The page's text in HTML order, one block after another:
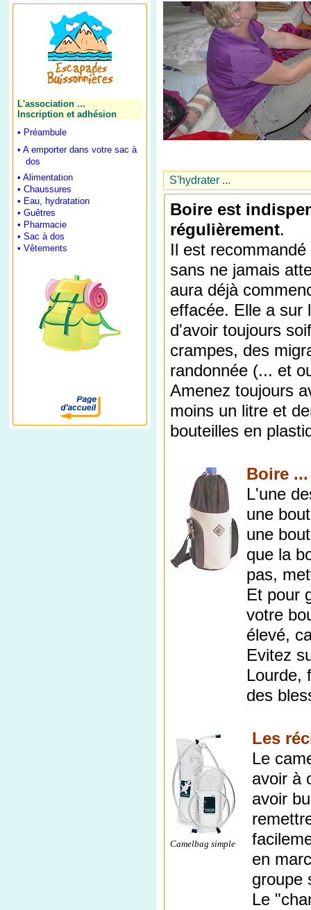
L'association ...
Inscription et adhésion
• Préambule
• A emporter dans votre sac à
dos
• Alimentation
• Chaussures
• Eau, hydratation
• Guêtres
• Pharmacie
• Sac à dos
• Vêtements
S'hydrater ...
Boire est
régulièrement.
Il est
sans ne jamais
aura déjà
effacée. Elle a sur
d'avoir toujours
crampes, des
randonnée (... et
Amenez toujours
moins un litre et
bouteilles en
Boire ...
L'une
une
une
que la
pas,
Et pour
votre
élevé,
Evitez
Lourde,
des
Camelbag simple
Les
Le
avoir à
avoir
en
groupe
Le